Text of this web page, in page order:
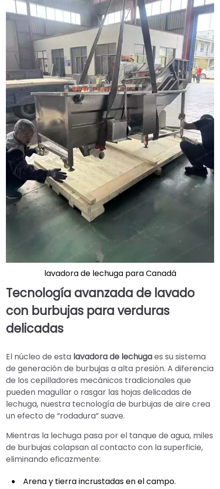
lavadora de lechuga para Canadá
Tecnología avanzada de lavado
con burbujas para verduras
delicadas
El núcleo de esta lavadora de lechugaes su sistema
de generación de burbujas a alta presión. A diferencia
de los cepilladores mecánicos tradicionales que
pueden magullar o rasgar las hojas delicadas de
lechuga, nuestra tecnología de burbujas de aire crea
un efecto de “rodadura” suave.
Mientras la lechuga pasa por el tanque de agua, miles
de burbujas colapsan al contacto con la superficie,
eliminando eficazmente:
Arena y tierra incrustadas en el campo.